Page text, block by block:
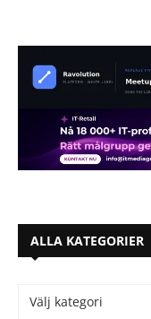
ALLA KATEGORIER